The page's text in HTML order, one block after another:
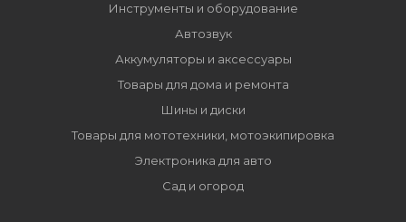
Инструменты и оборудование
Автозвук
Аккумуляторы и аксессуары
Товары для дома и ремонта
Шины и диски
Товары для мототехники, мотоэкипировка
Электроника для авто
Сад и огород